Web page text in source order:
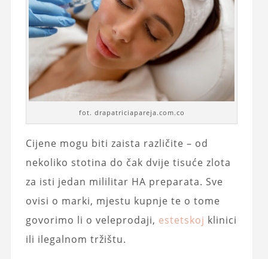
fot. drapatriciapareja.com.co
Cijene mogu biti zaista različite – od
nekoliko stotina do čak dvije tisuće zlota
za isti jedan mililitar HA preparata. Sve
ovisi o marki, mjestu kupnje te o tome
govorimo li o veleprodaji, estetskoj klinici
ili ilegalnom tržištu.